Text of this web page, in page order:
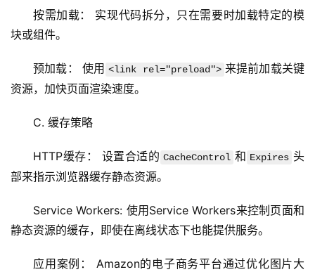
按需加载： 实现代码拆分，只在需要时加载特定的模
块或组件。
预加载： 使用 <link rel="preload"> 来提前加载关键
资源，加快页面渲染速度。
C. 缓存策略
HTTP缓存： 设置合适的 CacheControl 和 Expires 头
部来指示浏览器缓存静态资源。
Service Workers: 使用Service Workers来控制页面和
静态资源的缓存，即使在离线状态下也能提供服务。
应用案例： Amazon的电子商务平台通过优化图片大